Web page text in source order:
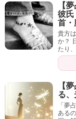
【
彼氏
首・
貴方
か？
たり
【
る
「夢
ある